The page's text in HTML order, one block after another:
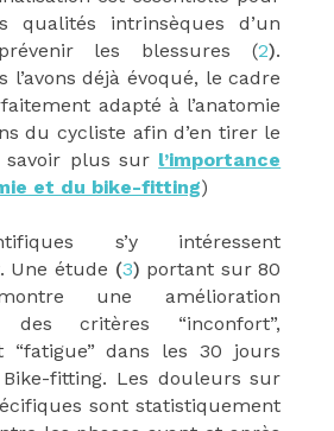
qualités intrinsèques d’un
les blessures (2).
l’avons déjà évoqué, le cadre
adapté à l’anatomie
du cycliste afin d’en tirer le
savoir plus sur l’importance
et du bike-fitting)
s’y intéressent
Une étude (3) portant sur 80
une amélioration
des critères “inconfort”,
“fatigue” dans les 30 jours
fitting. Les douleurs sur
sont statistiquement